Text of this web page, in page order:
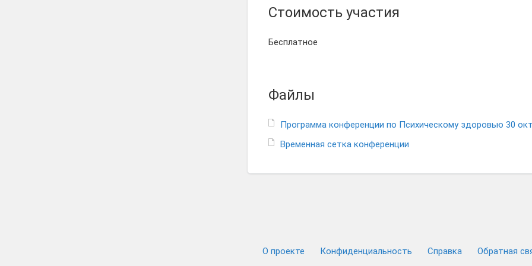
Стоимость участия
Бесплатное
Файлы
Программа конференции по Психическому здоровью 30
Временная сетка конференции
О проекте Конфиденциальность Cправка Обратная